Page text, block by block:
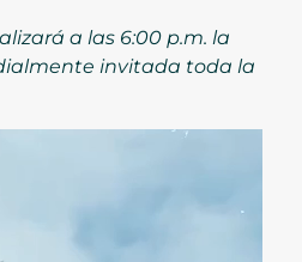
a las 6:00 p.m. la
invitada toda la